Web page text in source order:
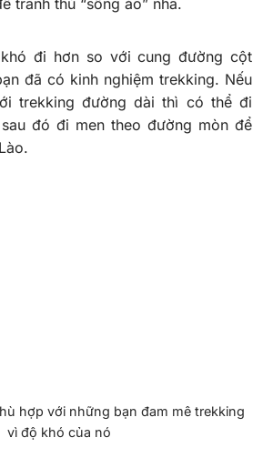
tranh thủ “sống ảo” nha.
đi hơn so với cung đường cột
đã có kinh nghiệm trekking. Nếu
trekking đường dài thì có thể đi
đó đi men theo đường mòn để
hợp với những bạn đam mê trekking
vì độ khó của nó